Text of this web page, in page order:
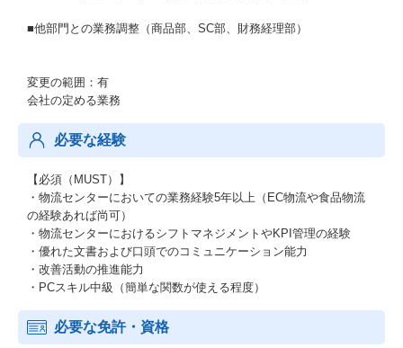
■他部門との業務調整（商品部、SC部、財務経理部）
変更の範囲：有
会社の定める業務
必要な経験
【必須（MUST）】
・物流センターにおいての業務経験5年以上（EC物流や食品物流
の経験あれば尚可）
・物流センターにおけるシフトマネジメントやKPI管理の経験
・優れた文書および口頭でのコミュニケーション能力
・改善活動の推進能力
・PCスキル中級（簡単な関数が使える程度）
必要な免許・資格